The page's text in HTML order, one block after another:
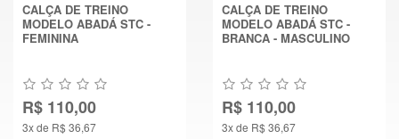
CALÇA DE TREINO
MODELO ABADÁ STC -
FEMININA
R$ 110,00
3x de R$ 36,67
CALÇA DE TREINO
MODELO ABADÁ STC -
BRANCA - MASCULINO
R$ 110,00
3x de R$ 36,67